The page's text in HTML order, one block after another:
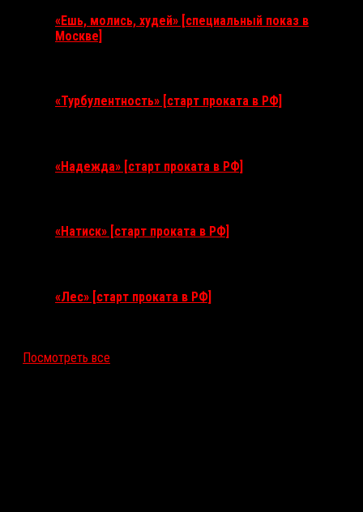
«Ешь, молись, худей» [специальный показ в
Москве]
«Турбулентность» [старт проката в РФ]
«Надежда» [старт проката в РФ]
«Натиск» [старт проката в РФ]
«Лес» [старт проката в РФ]
Посмотреть все